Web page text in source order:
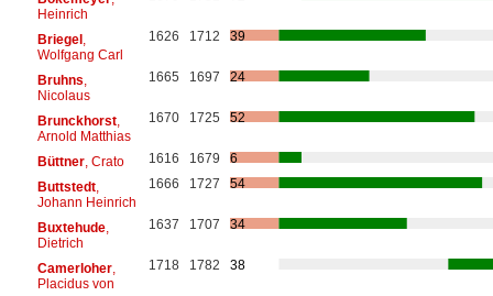
Heinrich
Briegel,
Wolfgang Carl
1626 1712 39
Bruhns
Nicolaus
1665 1697 24
Brunckhorst,
Arnold Matthias
1670 1725 52
Büttner, Crato 1616 1679
6
Buttstedt,
Johann Heinrich
1666 1727 54
Buxtehude,
Dietrich
1637 1707 34
Camerloher,
Placidus von
1718 1782 38